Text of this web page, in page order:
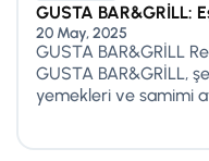
GUSTA BAR&GRİLL:
20 May, 2025
GUSTA BAR&GRİLL
GUSTA BAR&GRİLL,
yemekleri ve samimi